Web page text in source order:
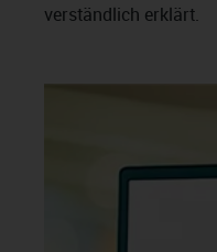
verständlich erklärt.